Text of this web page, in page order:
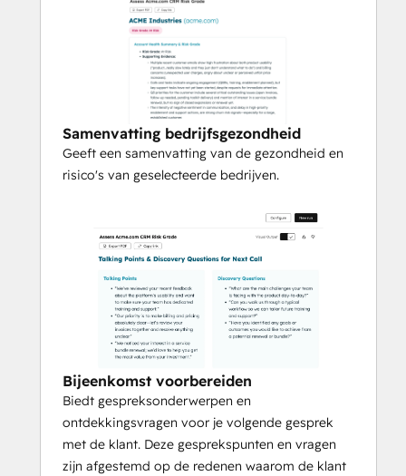
Samenvatting bedrijfsgezondheid
Geeft een samenvatting van de gezondheid en
risico's van geselecteerde bedrijven.
Bijeenkomst voorbereiden
Biedt gespreksonderwerpen en
ontdekkingsvragen voor je volgende gesprek
met de klant. Deze gesprekspunten en vragen
zijn afgestemd op de redenen waarom de klant